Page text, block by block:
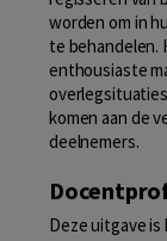
worden om in
te behandelen.
enthousiaste
komen aan de
deelnemers.
Deze uitgave